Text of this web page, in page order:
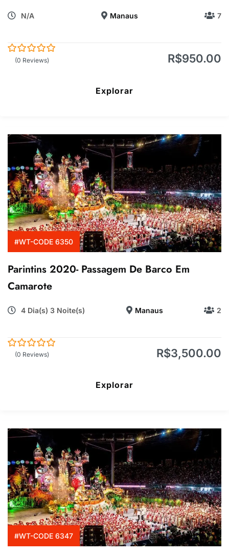
N/A Manaus 7
R$950.00
(0 Reviews)
Explorar
#WT-CODE 6350
Parintins 2020- Passagem De Barco Em
Camarote
4 Dia(s) 3 Noite(s) Manaus 2
R$3,500.00
(0 Reviews)
Explorar
#WT-CODE 6347